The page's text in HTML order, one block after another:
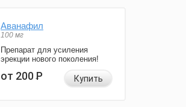
Аванафил
100 мг
Препарат для усиления
эрекции нового поколения!
от 200Р Купить